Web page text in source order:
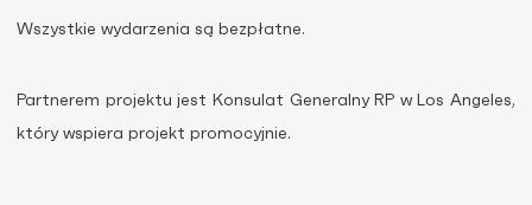
Wszystkie wydarzenia są bezpłatne.
Partnerem projektu jest Konsulat Generalny RP w Los Angeles,
który wspiera projekt promocyjnie.